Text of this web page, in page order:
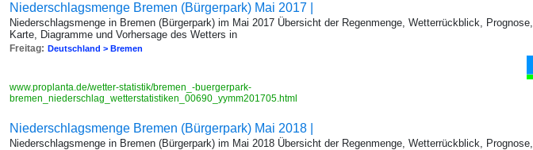
Niederschlagsmenge Bremen (Bürgerpark) Mai 2017 |
Niederschlagsmenge in Bremen (Bürgerpark) im Mai 2017 Übersicht der Regenmenge, Wetterrückblick, Prognose,
Karte, Diagramme und Vorhersage des Wetters in
Freitag: Deutschland > Bremen
www.proplanta.de/wetter-statistik/bremen_-buergerpark-
bremen_niederschlag_wetterstatistiken_00690_yymm201705.html
Niederschlagsmenge Bremen (Bürgerpark) Mai 2018 |
Niederschlagsmenge in Bremen (Bürgerpark) im Mai 2018 Übersicht der Regenmenge, Wetterrückblick, Prognose,